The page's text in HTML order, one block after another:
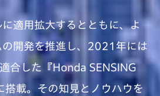
適用拡大するとともに、よ
開発を推進し、
2021年には
合した『Honda SENSING
載。 その知見とノウハウを